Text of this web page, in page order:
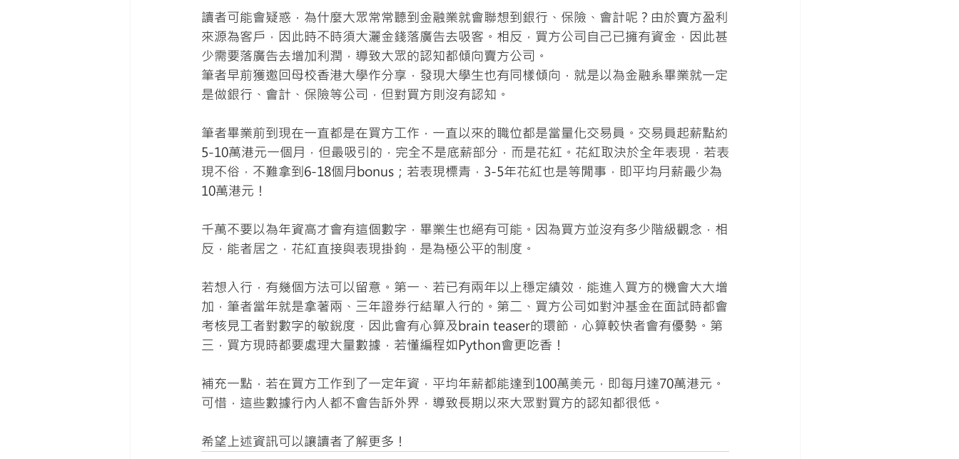
讀者可能會疑惑，為什麼大眾常常聽到金融業就會聯想到銀行、保險、會計呢？由於賣方盈利
來源為客戶，因此時不時須大灑金錢落廣告去吸客。相反，買方公司自己已擁有資金，因此甚
少需要落廣告去增加利潤，導致大眾的認知都傾向賣方公司。
筆者早前獲邀回母校香港大學作分享，發現大學生也有同樣傾向，就是以為金融系畢業就一定
是做銀行、會計、保險等公司，但對買方則沒有認知。
筆者畢業前到現在一直都是在買方工作，一直以來的職位都是當量化交易員。交易員起薪點約
5-10萬港元一個月，但最吸引的，完全不是底薪部分，而是花紅。花紅取決於全年表現，若表
現不俗，不難拿到6-18個月bonus；若表現標青，3-5年花紅也是等閒事，即平均月薪最少為
10萬港元！
千萬不要以為年資高才會有這個數字，畢業生也絕有可能。因為買方並沒有多少階級觀念，相
反，能者居之，花紅直接與表現掛鉤，是為極公平的制度。
若想入行，有幾個方法可以留意。第一、若已有兩年以上穩定績效，能進入買方的機會大大增
加，筆者當年就是拿著兩、三年證券行結單入行的。第二、買方公司如對沖基金在面試時都會
考核見工者對數字的敏銳度，因此會有心算及brain teaser的環節，心算較快者會有優勢。第
三，買方現時都要處理大量數據，若懂編程如Python會更吃香！
補充一點，若在買方工作到了一定年資，平均年薪都能達到100萬美元，即每月達70萬港元。
可惜，這些數據行內人都不會告訴外界，導致長期以來大眾對買方的認知都很低。
希望上述資訊可以讓讀者了解更多！